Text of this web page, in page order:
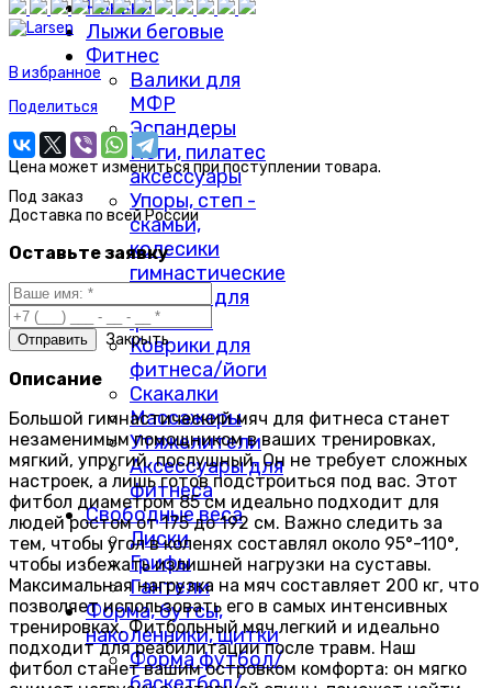
Коньки
Лыжи беговые
Фитнес
Валики для
МФР
Эспандеры
Йоги, пилатес
аксессуары
Упоры, степ -
скамьи,
колесики
гимнастические
Гантели для
фитнеса
Коврики для
фитнеса/йоги
Скакалки
Массажеры
Утяжелители
Аксессуары для
фитнеса
Свободные веса
Диски
Грифы
Гантели
Форма, бутсы,
наколенники, щитки
Форма футбол/
В избранное
Поделиться
Цена может измениться при поступлении товара.
Под заказ
Доставка по всей России
Оставьте заявку
Закрыть
Описание
Большой гимнастический мяч для фитнеса станет
незаменимым помощником в ваших тренировках,
мягкий, упругий, послушный. Он не требует сложных
настроек, а лишь готов подстроиться под вас. Этот
фитбол диаметром 85 см идеально подходит для
людей ростом от 175 до 192 см. Важно следить за
тем, чтобы угол в коленях составлял около 95°-110°,
чтобы избежать излишней нагрузки на суставы.
Максимальная нагрузка на мяч составляет 200 кг, что
позволяет использовать его в самых интенсивных
тренировках. Фитбольный мяч легкий и идеально
подходит для реабилитации после травм. Наш
фитбол станет вашим островком комфорта: он мягко